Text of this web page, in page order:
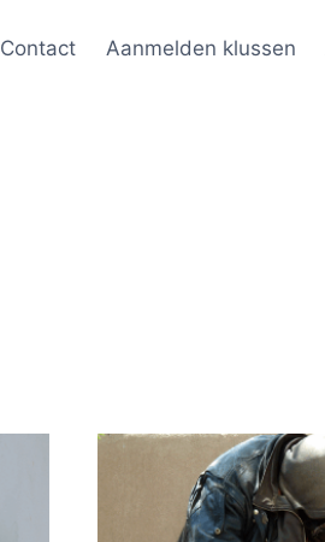
Contact Aanmelden klussen